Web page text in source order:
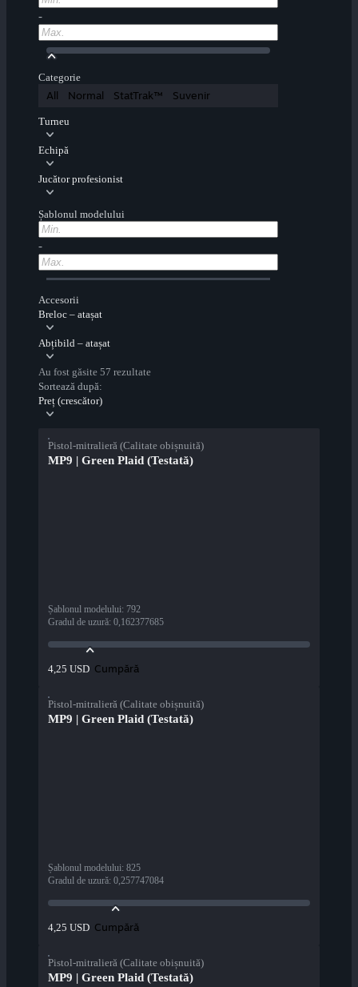
-
Categorie
All Normal StatTrak™ Suvenir
Turneu
Echipă
Jucător profesionist
Șablonul modelului
-
Accesorii
Breloc – atașat
Abțibild – atașat
Au fost găsite 57 rezultate
Sortează după:
Preț (crescător)
Pistol-mitralieră (Calitate obișnuită)
MP9 | Green Plaid (Testată)
Șablonul modelului: 792
Gradul de uzură: 0,162377685
4,25 USD Cumpără
Pistol-mitralieră (Calitate obișnuită)
MP9 | Green Plaid (Testată)
Șablonul modelului: 825
Gradul de uzură: 0,257747084
4,25 USD Cumpără
Pistol-mitralieră (Calitate obișnuită)
MP9 | Green Plaid (Testată)